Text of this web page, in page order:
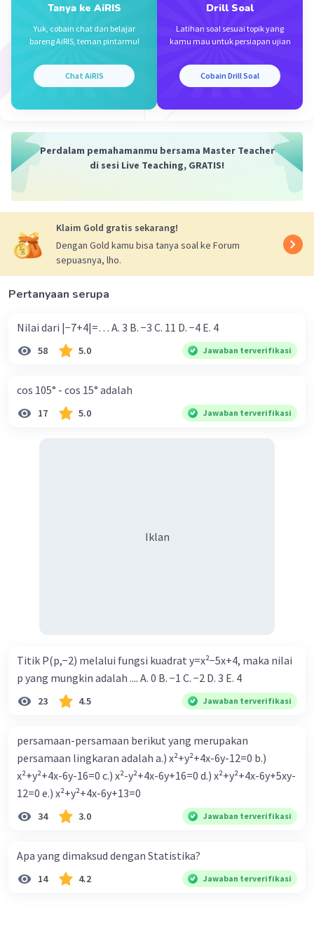
terhadap panjang sisi x adalah 9000 cm2/cm.
20 cm ke 21 cm, maka luasnya akan bertambah
sebesar 9000 cm2
Iklan
Tanya ke AiRIS
Yuk, cobain chat dan belajar
bareng AiRIS, teman pintarmu!
Chat AiRIS
Drill Soal
Latihan soal sesuai topik yang
kamu mau untuk persiapan ujian
Cobain Drill Soal
Perdalam pemahamanmu bersama Master Teacher
di sesi Live Teaching, GRATIS!
Klaim Gold gratis sekarang!
Dengan Gold kamu bisa tanya soal ke Forum
sepuasnya, lho.
Pertanyaan serupa
Nilai dari |−7+4|=… A. 3 B. −3 C. 11 D. −4 E. 4
58 5.0 Jawaban terverifikasi
cos 105° - cos 15° adalah
17 5.0 Jawaban terverifikasi
Iklan
Titik P(p,−2) melalui fungsi kuadrat y=x²−5x+4, maka nilai
p yang mungkin adalah .... A. 0 B. −1 C. −2 D. 3 E. 4
23 4.5 Jawaban terverifikasi
persamaan-persamaan berikut yang merupakan
persamaan lingkaran adalah a.) x²+y²+4x-6y-12=0 b.)
x²+y²+4x-6y-16=0 c.) x²-y²+4x-6y+16=0 d.) x²+y²+4x-6y+5xy-
12=0 e.) x²+y²+4x-6y+13=0
34 3.0 Jawaban terverifikasi
Apa yang dimaksud dengan Statistika?
14 4.2 Jawaban terverifikasi